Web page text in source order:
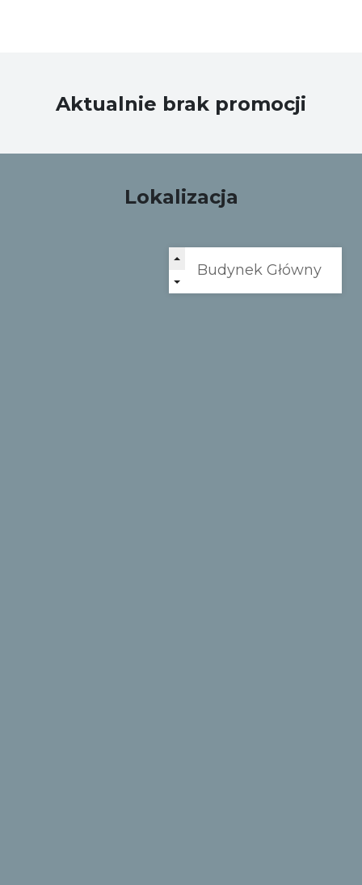
Aktualnie brak promocji
Lokalizacja